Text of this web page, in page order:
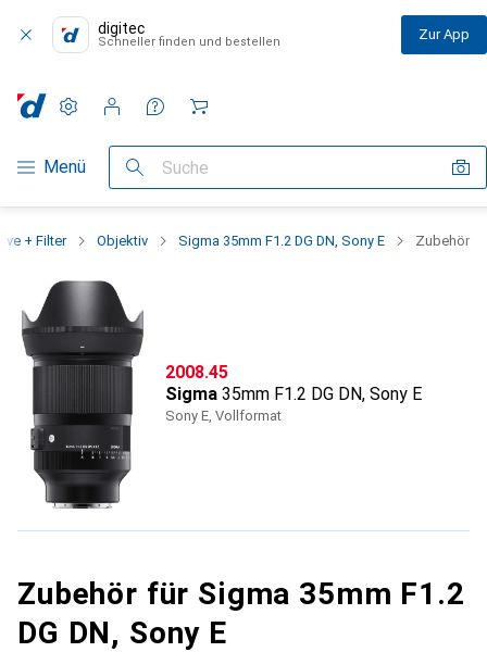
digitec
Schneller finden und bestellen Zur App
Navigation nach Kategorien
Menü Suche
Einstellungen
Kundenkonto
Vergleichslisten
Merklisten
Warenkorb
+ Filter Objektiv Sigma 35mm F1.2 DG DN, Sony E Zubehör
CHF
2008.45
Sigma 35mm F1.2 DG DN, Sony E
Sony E, Vollformat
Zubehör für Sigma 35mm F1.2
DG DN, Sony E